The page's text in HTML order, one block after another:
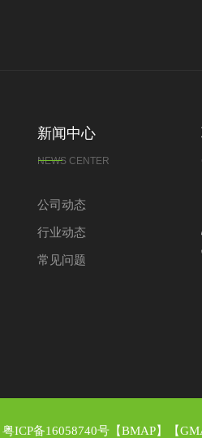
新闻中心
NEWS CENTER
公司动态
行业动态
常见问题
粤ICP备16058740号 【BMAP】【